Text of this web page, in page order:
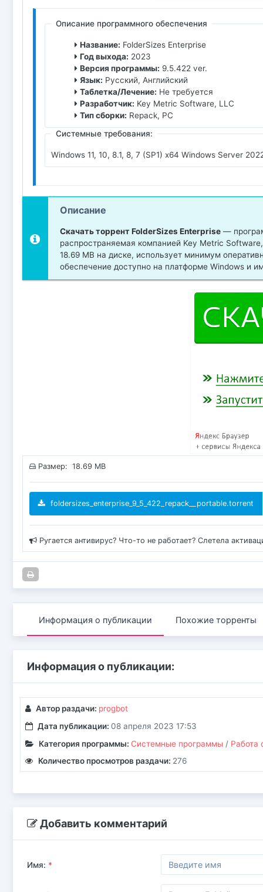
Описание программного обеспечения
Название: FolderSizes Enterprise
Год выхода: 2023
Версия программы: 9.5.422 ver.
Язык: Русский, Английский
Таблетка/Лечение: Не требуется
Разработчик: Key Metric Software, LLC
Тип сборки: Repack, PC
Системные требования:
Windows 11, 10, 8.1, 8, 7 (SP1) x64 Windows Server
Описание
Скачать торрент FolderSizes Enterprise—
распространяемая компанией Key Metric
18.69 MB на диске, использует минимум
обеспечение доступно на платформе Windows и
Размер: 18.69 MB
foldersizes_enterprise_9_5_422_repack__portable.torrent
Ругается антивирус? Что-то не работает? Слетела
Информация о публикации Похожие торренты
Информация о публикации:
Автор раздачи: progbot
Дата публикации: 08 апреля 2023 17:53
Категория программы: Системные программы/ Работа
Количество просмотров раздачи: 276
Добавить комментарий
Имя: *